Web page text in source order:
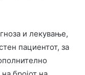
и лекување,
пациентот, за